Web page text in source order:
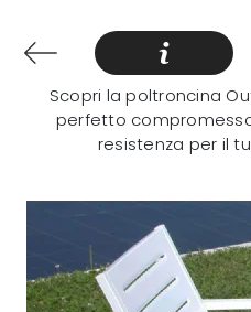
Scopri la poltroncina
perfetto
resistenza per il